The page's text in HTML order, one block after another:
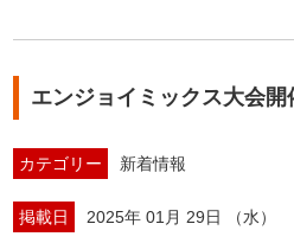
エンジョイミックス大会
カテゴリー 新着情報
掲載日 2025年 01月 29日 （水）